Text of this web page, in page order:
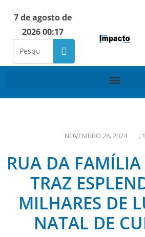
7 de agosto de
2026 00:17
NOVEMBRO 28, 2024 ,
RUA DA
TRAZ
MILHARES DE
NATAL DE